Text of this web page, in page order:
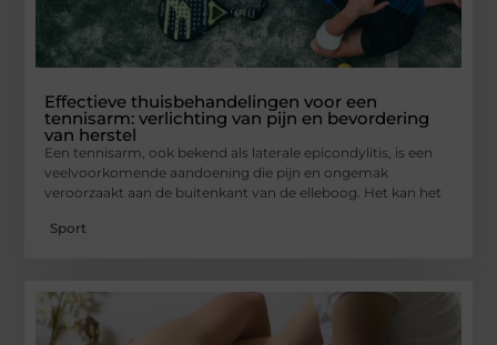
Effectieve thuisbehandelingen voor een
tennisarm: verlichting van pijn en bevordering
van herstel
Een tennisarm, ook bekend als laterale epicondylitis, is een
veelvoorkomende aandoening die pijn en ongemak
veroorzaakt aan de buitenkant van de elleboog. Het kan het
Sport